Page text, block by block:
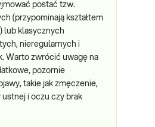
postać tzw.
(przypominają kształtem
lub klasycznych
nieregularnych i
Warto zwrócić uwagę na
pozornie
takie jak zmęczenie,
ustnej i oczu czy brak